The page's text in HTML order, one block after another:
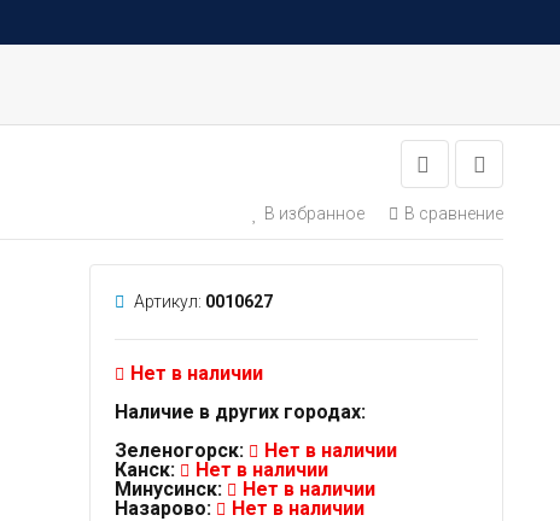
В избранное В сравнение
Артикул: 0010627
Нет в наличии
Наличие в других городах:
Зеленогорск:
Нет в наличии
Канск:
Нет в наличии
Минусинск:
Нет в наличии
Назарово:
Нет в наличии